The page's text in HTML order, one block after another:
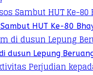
HUT Ke-80
dusun Lepung